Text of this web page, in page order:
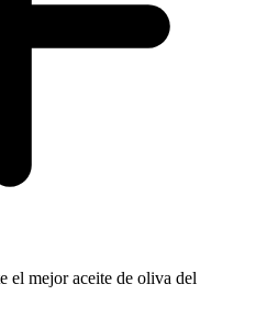
el mejor aceite de oliva del